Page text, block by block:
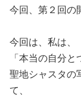
今回、第２回
今回は、私は、
「本当の自分
聖地シャスタの
て、